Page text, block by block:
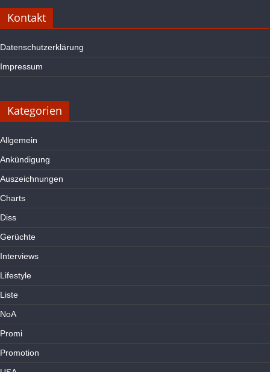
Kontakt
Datenschutzerklärung
Impressum
Kategorien
Allgemein
Ankündigung
Auszeichnungen
Charts
Diss
Gerüchte
Interviews
Lifestyle
Liste
NoA
Promi
Promotion